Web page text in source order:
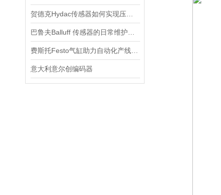
意大利意尔创编码器